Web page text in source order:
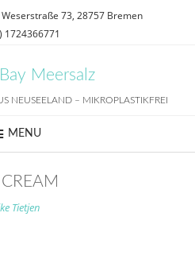
73, 28757 Bremen
1724366771
Meersalz
NEUSEELAND – MIKROPLASTIKFREI
MENU
Tietjen